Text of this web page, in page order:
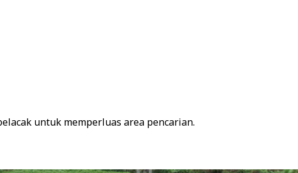
untuk memperluas area pencarian.